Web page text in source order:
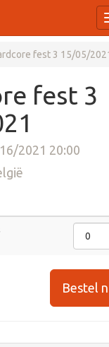
fest 3 15/05/
fest 3
2021 20:00
Bestel